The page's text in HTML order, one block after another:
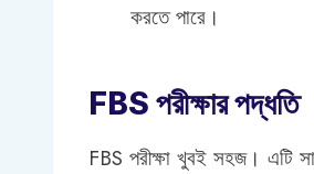
করতে পারে।
FBS পরীক্ষার পদ্ধতি
FBS পরীক্ষা খুবই সহজ। এটি